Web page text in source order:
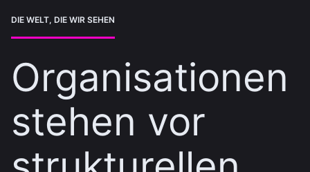
DIE WELT, DIE WIR SEHEN
Organisationen
stehen vor